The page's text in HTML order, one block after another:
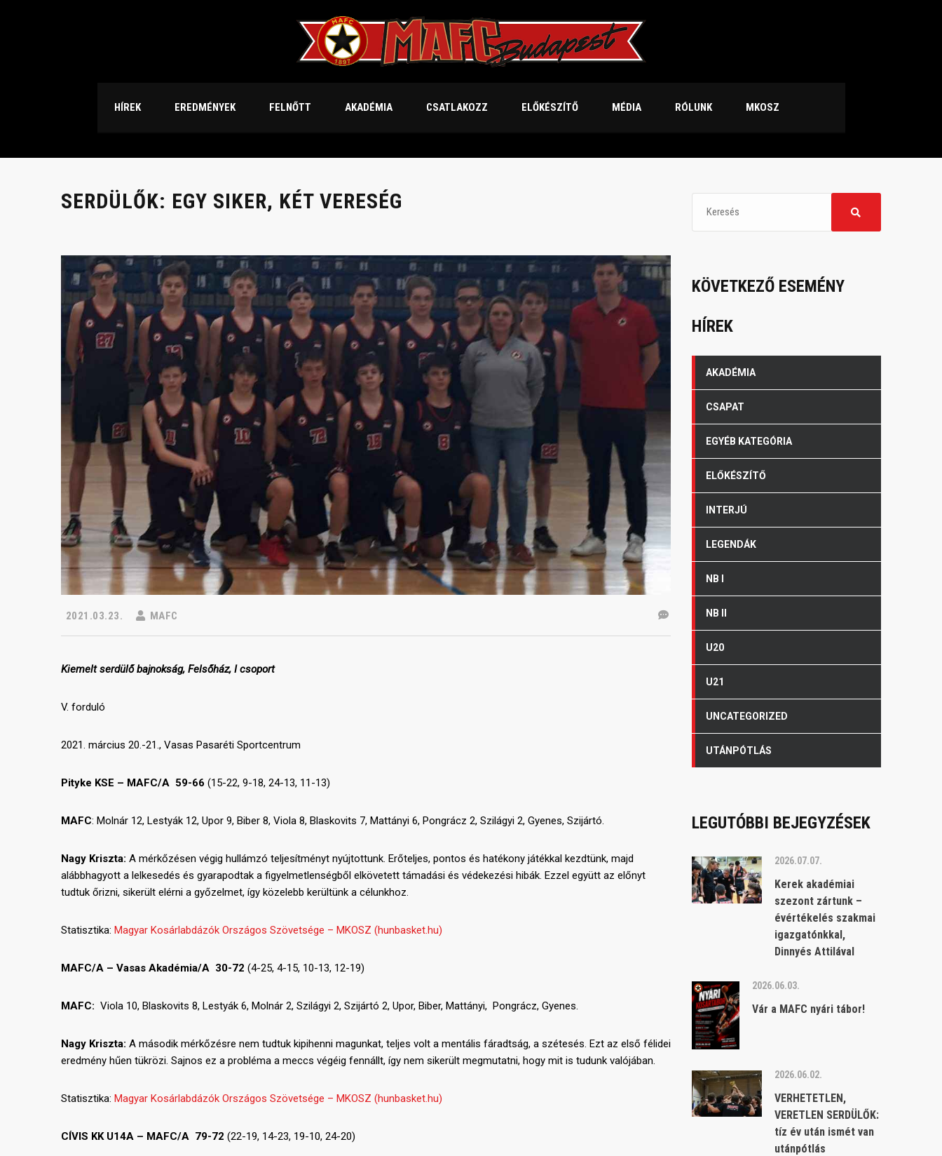
HÍREK EREDMÉNYEK FELNŐTT AKADÉMIA CSATLAKOZZ ELŐKÉSZÍTŐ MÉDIA RÓLUNK MKOSZ
SERDÜLŐK: EGY SIKER, KÉT VERESÉG
2021.03.23. MAFC
Kiemelt serdülő bajnokság, Felsőház, I csoport
V. forduló
2021. március 20.-21., Vasas Pasaréti Sportcentrum
Pityke KSE – MAFC/A 59-66 (15-22, 9-18, 24-13, 11-13)
MAFC: Molnár 12, Lestyák 12, Upor 9, Biber 8, Viola 8, Blaskovits 7, Mattányi 6, Pongrácz 2, Szilágyi 2, Gyenes, Szijártó.
Nagy Kriszta: A mérkőzésen végig hullámzó teljesítményt nyújtottunk. Erőteljes, pontos és hatékony játékkal kezdtünk, majd
alábbhagyott a lelkesedés és gyarapodtak a figyelmetlenségből elkövetett támadási és védekezési hibák. Ezzel együtt az előnyt
tudtuk őrizni, sikerült elérni a győzelmet, így közelebb kerültünk a célunkhoz.
Statisztika: Magyar Kosárlabdázók Országos Szövetsége – MKOSZ (hunbasket.hu)
MAFC/A – Vasas Akadémia/A 30-72 (4-25, 4-15, 10-13, 12-19)
MAFC: Viola 10, Blaskovits 8, Lestyák 6, Molnár 2, Szilágyi 2, Szijártó 2, Upor, Biber, Mattányi, Pongrácz, Gyenes.
Nagy Kriszta: A második mérkőzésre nem tudtuk kipihenni magunkat, teljes volt a mentális fáradtság, a szétesés. Ezt az első félidei
eredmény hűen tükrözi. Sajnos ez a probléma a meccs végéig fennállt, így nem sikerült megmutatni, hogy mit is tudunk valójában.
Statisztika: Magyar Kosárlabdázók Országos Szövetsége – MKOSZ (hunbasket.hu)
CÍVIS KK U14A – MAFC/A 79-72 (22-19, 14-23, 19-10, 24-20)
KÖVETKEZŐ ESEMÉNY
HÍREK
AKADÉMIA
CSAPAT
EGYÉB KATEGÓRIA
ELŐKÉSZÍTŐ
INTERJÚ
LEGENDÁK
NB I
NB II
U20
U21
UNCATEGORIZED
UTÁNPÓTLÁS
LEGUTÓBBI BEJEGYZÉSEK
2026.07.07.
Kerek akadémiai
szezont zártunk –
évértékelés szakmai
igazgatónkkal,
Dinnyés Attilával
2026.06.03.
Vár a MAFC nyári tábor!
2026.06.02.
VERHETETLEN,
VERETLEN SERDÜLŐK:
tíz év után ismét van
utánpótlás